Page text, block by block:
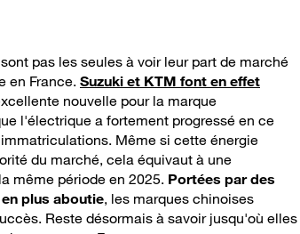
pas les seules à voir leur part de marché
en France. Suzuki et KTM font en effet
nouvelle pour la marque
l'électrique a fortement progressé en ce
Même si cette énergie
du marché, cela équivaut à une
même période en 2025. Portées par des
plus aboutie, les marques chinoises
Reste désormais à savoir jusqu'où elles